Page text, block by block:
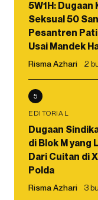
5W1H:
Seksual 50
Pesantren
Usai Mandek
Risma Azhari 2
5
EDITORIAL
Dugaan
di Blok M yang
Dari Cuitan di
Polda
Risma Azhari 3